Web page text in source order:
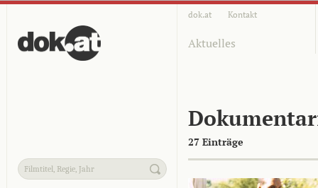
dok.at Kontakt
Aktuelles
27 Einträge